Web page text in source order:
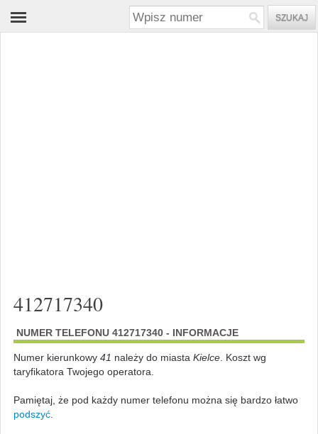
412717340
NUMER TELEFONU 412717340 - INFORMACJE
Numer kierunkowy 41 należy do miasta Kielce. Koszt wg
taryfikatora Twojego operatora.
Pamiętaj, że pod każdy numer telefonu można się bardzo łatwo
podszyć.